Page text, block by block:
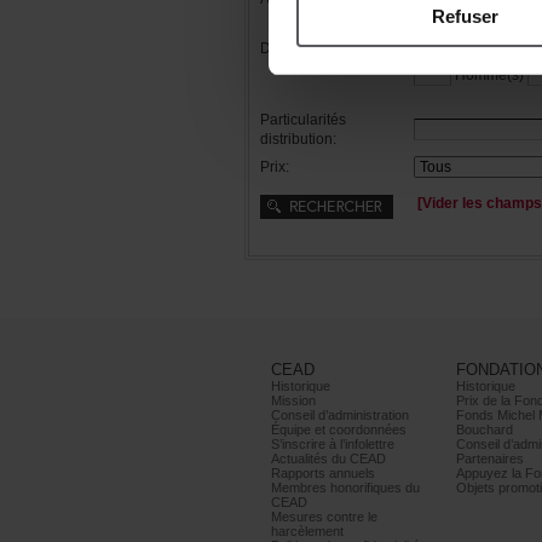
Refuser
Distribution: Femme(s)
Homme(s)
Particularités
distribution:
Prix:
CEAD
Historique
Mission
Conseild’administration
Équipeetcoordonnées
S’inscrireàl’infolettre
ActualitésduCEAD
Rapportsannuels
Membreshonorifiquesdu
CEAD
Mesurescontrele
harcèlement
Historique
Bouchard
Partenaires